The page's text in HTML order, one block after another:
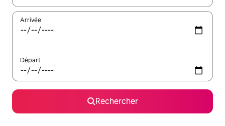
Arrivée
Départ
Rechercher